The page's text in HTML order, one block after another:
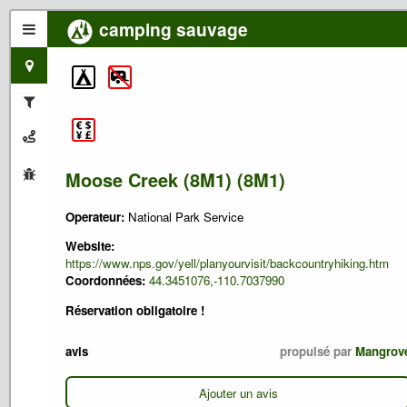
camping sauvage
Moose Creek (8M1) (8M1)
Operateur: National Park Service
Website:
https://www.nps.gov/yell/planyourvisit/backcountryhiking.htm
Coordonnées: 44.3451076,-110.7037990
Réservation obligatoire !
avis propulsé par
Ajouter un avis